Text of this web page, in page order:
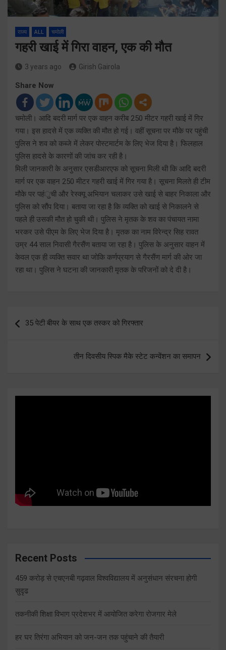
राज्य ALL चमोली
गहरी खाई में गिरा वाहन, एक की मौत
3 years ago Girish Gairola
Share Now
चमोली। आदि बदरी मार्ग पर एक वाहन करीब 250 मीटर गहरी खाई में गिर
गया। इस हादसे में एक व्यक्ति की मौत हो गई। वहीं सूचना पर मौके पर पहुंची
पुलिस ने शव को कब्जे में लेकर पोस्टमार्टम के लिए भेज दिया है। फिलहाल
पुलिस हादसे के कारणों की जांच कर रही है।
मिली जानकारी के अनुसार एसडीआरएफ को सूचना मिली थी कि आदि बदरी
मार्ग पर एक वाहन 250 मीटर गहरी खाई में गिर गया है। सूचना मिलते ही टीम
मौके पर पहंुची और रेस्क्यू अभियान चलाकर उसे खाई से बाहर निकाला और
पुलिस को सौंप दिया। बताया जा रहा है कि व्यक्ति को खाई से निकालने से
पहले ही उसकी मौत हो चुकी थी। पुलिस ने मृतक के शव का पंचायत नामा
भरकर उसे पीएम के लिए भेज दिया है। मृतक का नाम विरेन्द्र सिह रावत
उम्र 44 साल निवासी गैरसैंण बताया जा रहा है। पुलिस के अनुसार वाहन में
केवल एक ही व्यक्ति सवार था जोकि कर्णप्रयाग से गैरसैंण मार्ग की ओर जा
रहा था। पुलिस ने घटना की जानकारी मृतक के परिजनों को दे दी है।
navigation
35 पेटी बीयर के साथ एक तस्कर को गिरफ्तार
तीन दिवसीय स्पिक मैके स्टेट कन्वेंशन का समापन
Recent Posts
459 करोड़ से एचएनबी गढ़वाल विश्वविद्यालय में अनुसंधान संरचना होगी
सुदृढ
तकनीकी शिक्षा विभाग प्रदेशभर में आयोजित करेगा रोजगार मेले
हर घर तिरंगा अभियान को जन-जन तक पहुंचाने की तैयारी